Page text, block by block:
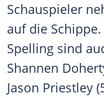
Schauspieler
auf die
Spelling sind
Shannen
Jason Priestley